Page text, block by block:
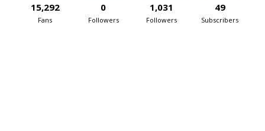
15,292
Fans
0
Followers
1,031
Followers
49
Subscribers